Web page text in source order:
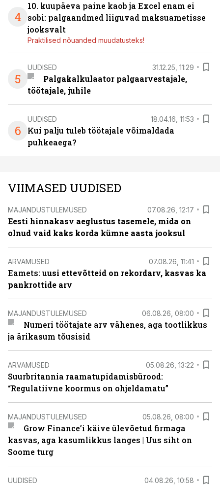
4
10. kuupäeva paine kaob ja Excel enam ei
sobi: palgaandmed liiguvad maksuametisse
jooksvalt
Praktilised nõuanded muudatusteks!
5
UUDISED 31.12.25, 11:29
Palgakalkulaator palgaarvestajale,
töötajale, juhile
6
UUDISED 18.04.16, 11:53
Kui palju tuleb töötajale võimaldada
puhkeaega?
VIIMASED UUDISED
MAJANDUSTULEMUSED 07.08.26, 12:17
Eesti hinnakasv aeglustus tasemele, mida on
olnud vaid kaks korda kümne aasta jooksul
ARVAMUSED 07.08.26, 11:41
Eamets: uusi ettevõtteid on rekordarv, kasvas ka
pankrottide arv
MAJANDUSTULEMUSED 06.08.26, 08:00
Numeri töötajate arv vähenes, aga tootlikkus
ja ärikasum tõusisid
ARVAMUSED 05.08.26, 13:22
Suurbritannia raamatupidamisbürood:
“Regulatiivne koormus on ohjeldamatu”
MAJANDUSTULEMUSED 05.08.26, 08:00
Grow Finance’i käive ülevõetud firmaga
kasvas, aga kasumlikkus langes | Uus siht on
Soome turg
UUDISED 04.08.26, 10:58